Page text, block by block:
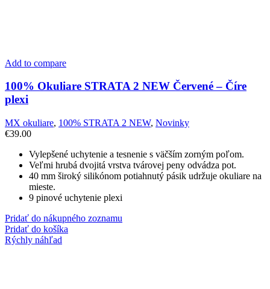
Add to compare
100% Okuliare STRATA 2 NEW Červené – Číre
plexi
MX okuliare, 100% STRATA 2 NEW, Novinky
€39.00
Vylepšené uchytenie a tesnenie s väčším zorným poľom.
Veľmi hrubá dvojitá vrstva tvárovej peny odvádza pot.
40 mm široký silikónom potiahnutý pásik udržuje okuliare na
mieste.
9 pinové uchytenie plexi
Pridať do nákupného zoznamu
Pridať do košíka
Rýchly náhľad